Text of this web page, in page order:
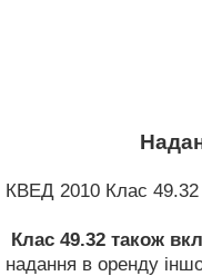
КВЕД 2010 Клас 49.32
Клас 49.32 також
надання в оренду